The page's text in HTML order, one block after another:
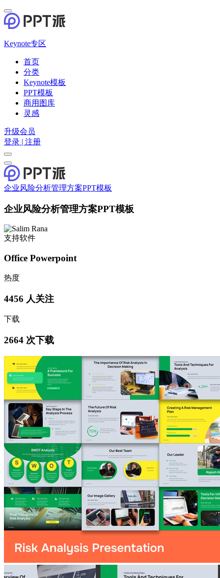
Keynote专区
首页
分类
Keynote模板
PPT模板
商用图库
灵感
升级会员
登录 | 注册
企业风险分析管理方案PPT模板
企业风险分析管理方案PPT模板
支持软件
Office Powerpoint
热度
4456 人关注
下载
2664 次下载